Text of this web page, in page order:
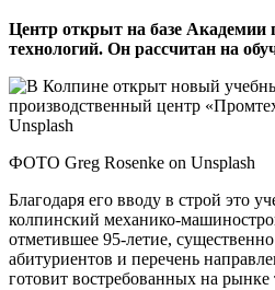
Центр открыт на базе
технологий. Он рассчитан на
ФОТО Greg Rosenke on Unsplash
Благодаря его вводу в строй это
колпинский механико-
отметившее 95‑летие,
абитуриентов и перечень
готовит востребованных на рынке